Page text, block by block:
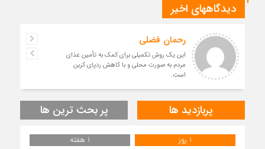
دیدگاههای اخیر
رحمان فضلی
این یک روش تکمیلی برای کمک به تأمین غذای
مردم به صورت محلی و با کاهش ردپای کربن
است.
پربازدید ها پر بحث ترین ها
1 روز
1 هفته